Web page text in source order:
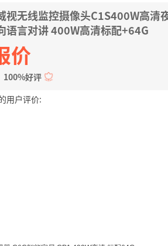
视无线监控摄像头C1S400W高
语言对讲 400W高清标配+64G
价
100%好评
用户评价: